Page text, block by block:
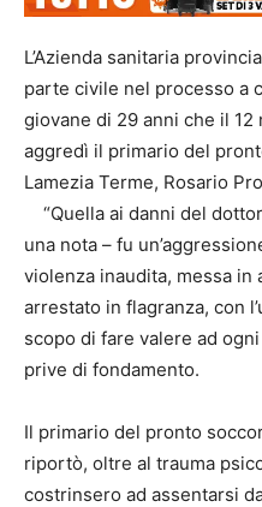
L’Azienda sanitaria
parte civile nel processo a
giovane di 29 anni che il
aggredì il primario del
Lamezia Terme, Rosario
“Quella ai danni del
una nota – fu
violenza inaudita, messa in
arrestato in flagranza, con
scopo di fare valere ad
prive di fondamento.
Il primario del pronto
riportò, oltre al trauma
costrinsero ad assentarsi